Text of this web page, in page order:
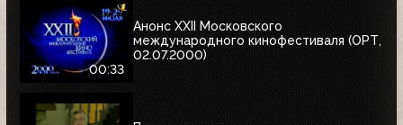
00:33
Анонс XXII Московского
международного кинофестиваля (ОРТ,
02.07.2000)